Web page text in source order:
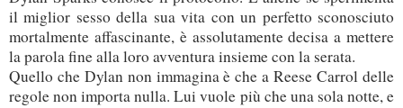
il miglior sesso della sua vita con un perfetto sconosciuto
mortalmente affascinante, è assolutamente decisa a mettere
la parola fine alla loro avventura insieme con la serata.
Quello che Dylan non immagina è che a Reese Carrol delle
regole non importa nulla. Lui vuole più che una sola notte, e